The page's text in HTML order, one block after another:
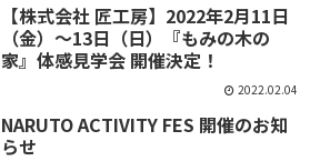
【株式会社 匠工房】2022年2月11日
（金）～13日（日）『もみの木の
家』体感見学会 開催決定！
2022.02.04
NARUTO ACTIVITY FES 開催のお知
らせ